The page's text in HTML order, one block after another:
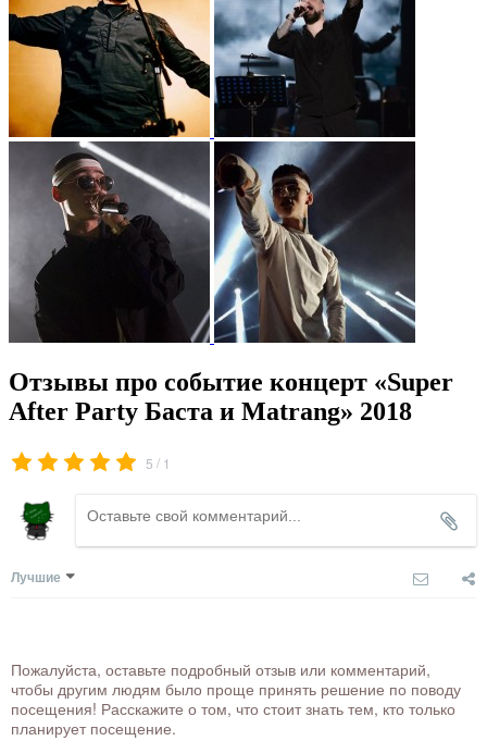
Отзывы про событие концерт «Super
After Party Баста и Matrang» 2018
5 / 1
Лучшие
Пожалуйста, оставьте подробный отзыв или комментарий,
чтобы другим людям было проще принять решение по поводу
посещения! Расскажите о том, что стоит знать тем, кто только
планирует посещение.